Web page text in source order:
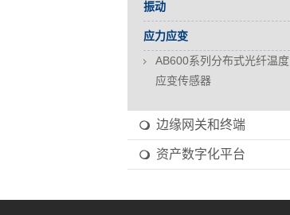
振动
应力应变
AB600系列分布式光纤温度
应变传感器
边缘网关和终端
资产数字化平台